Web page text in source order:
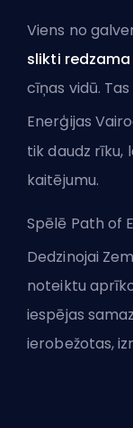
Viens no
slikti redzama
cīņas vidū.
Enerģijas
tik daudz rīku,
kaitējumu.
Spēlē Path of
Dedzinojai
noteiktu
iespējas
ierobežotas,